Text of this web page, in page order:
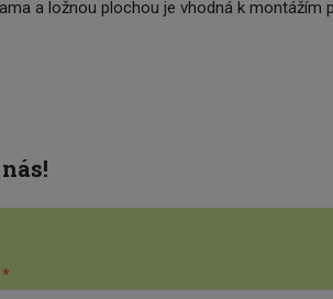
a ložnou plochou je vhodná k montážím
*